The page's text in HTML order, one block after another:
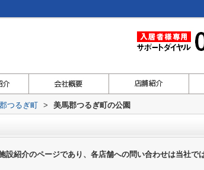
つるぎ町 > 美馬郡つるぎ町の公園
設紹介のページであり、各店舗への問い合わせは当社で